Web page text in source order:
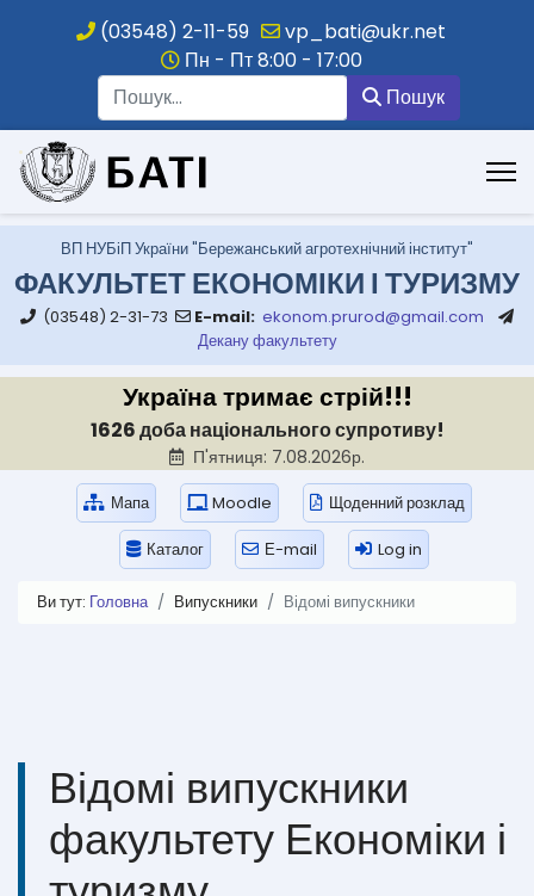
(03548) 2-11-59
vp_bati@ukr.net
Пн - Пт 8:00 - 17:00
Пошук
.
ВП НУБіП України "Бережанський агротехнічний інститут"
ФАКУЛЬТЕТ ЕКОНОМІКИ І ТУРИЗМУ
(03548) 2-31-73 E-mail: ekonom.prurod@gmail.com
Декану факультету
Україна тримає стрій!!!
1626 доба національного супротиву!
П'ятниця: 7.08.2026р.
Мапа Moodle Щоденний розклад
Каталог Е-mail Log in
Ви тут: Головна Випускники Відомі випускники
Відомі випускники
факультету Економіки і